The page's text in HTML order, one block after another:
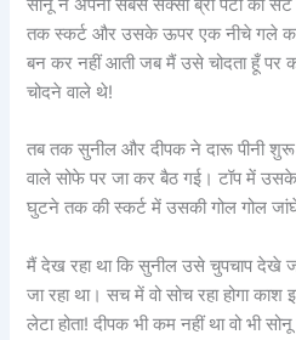
सोनू ने अपनी सबसे सेक्सी ब्रा पेंटी का
तक स्कर्ट और उसके ऊपर एक नीचे गले
बन कर नहीं आती जब मैं उसे चोदता हूँ पर
चोदने वाले थे!
तब तक सुनील और दीपक ने दारू पीनी
वाले सोफे पर जा कर बैठ गई। टॉप में
घुटने तक की स्कर्ट में उसकी गोल गोल
मैं देख रहा था कि सुनील उसे चुपचाप देखे
जा रहा था। सच में वो सोच रहा होगा
लेटा होता! दीपक भी कम नहीं था वो भी